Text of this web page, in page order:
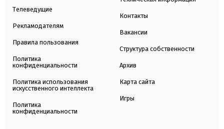
Телеведущие
Рекламодателям
Правила пользования
Политика
конфиденциальности
Политика использования
искусственного интеллекта
Политика
конфиденциальности
Контакты
Вакансии
Структура собственности
Архив
Карта сайта
Игры